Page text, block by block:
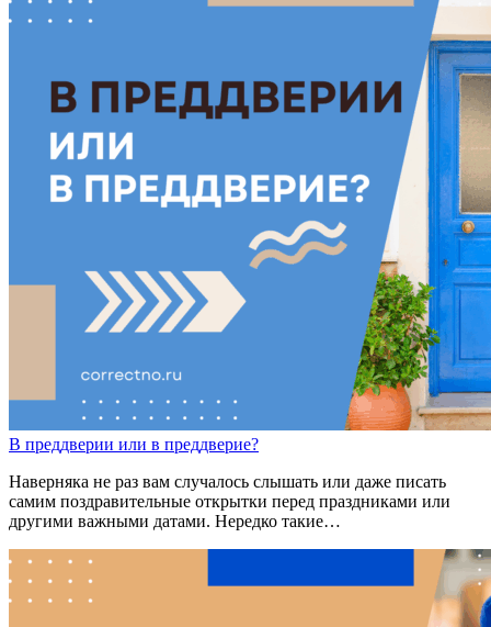
В преддверии или в преддверие?
Наверняка не раз вам случалось слышать или даже писать
самим поздравительные открытки перед праздниками или
другими важными датами. Нередко такие…